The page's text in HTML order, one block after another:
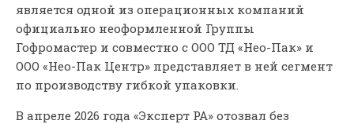
является одной из операционных компаний
официально неоформленной Группы
Гофромастер и совместно с ООО ТД «Нео-Пак» и
ООО «Нео-Пак Центр» представляет в ней сегмент
по производству гибкой упаковки.
В апреле 2026 года «Эксперт РА» отозвал без